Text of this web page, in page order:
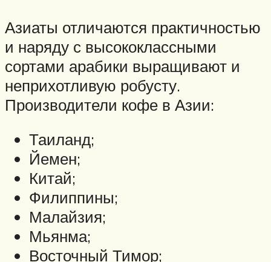
Азиаты отличаются практичностью
и наряду с высококлассными
сортами арабики выращивают и
неприхотливую робусту.
Производители кофе в Азии:
Таиланд;
Йемен;
Китай;
Филиппины;
Малайзия;
Мьянма;
Восточный Тимор;